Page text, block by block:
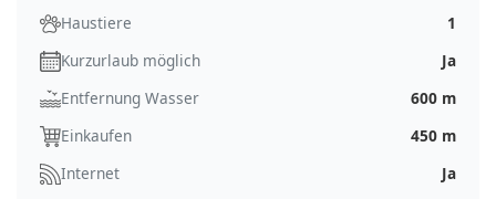
Haustiere
1
Kurzurlaub möglich
Ja
Entfernung Wasser
600 m
Einkaufen
450 m
Internet
Ja